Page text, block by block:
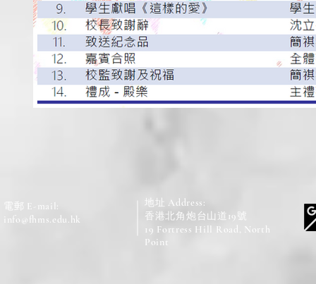
電郵 E-mail:
info@fhms.edu.hk
地址 Address:
香港北角炮台山道19號
19 Fortress Hill Road, North
Point